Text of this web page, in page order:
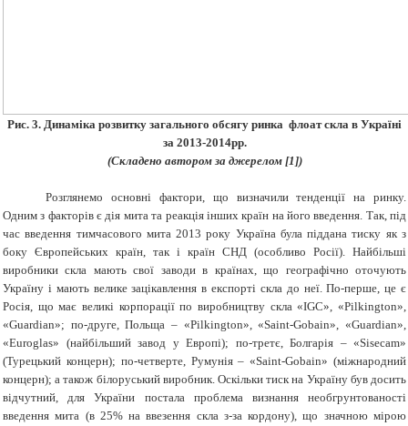
Рис. 3. Динаміка розвитку загального обсягу ринка флоат скла в Україні
за 2013-2014рр.
(Складено автором за джерелом [1 ])
Розглянемо основні фактори, що визначили тенденції на ринку.
Одним з факторів є дія мита та реакція інших країн на його введення. Так, під
час введення тимчасового мита 2013 року Україна була піддана тиску як з
боку Європейських країн, так і країн СНД (особливо Росії). Найбільші
виробники скла мають свої заводи в країнах, що географічно оточують
Україну і мають велике зацікавлення в експорті скла до неї. По-перше, це є
Росія, що має великі корпорації по виробництву скла «IGC», «Pilkington»,
«Guardian»; по-друге, Польща – «Pilkington», «Saint-Gobain», «Guardian»,
«Euroglas» (найбільший завод у Европі); по-третє, Болгарія – «Sisecam»
(Турецький концерн); по-четверте, Румунія – «Saint-Gobain» (міжнародний
концерн); а також білоруський виробник. Оскільки тиск на Україну був досить
відчутний, для України постала проблема визнання необгрунтованості
введення мита (в 25% на ввезення скла з-за кордону), що значною мірою